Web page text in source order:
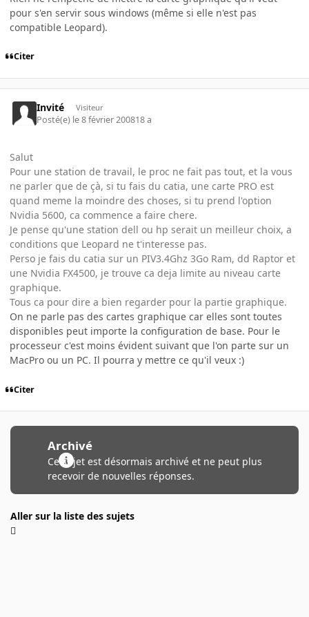
pour s'en servir sous windows (même si elle n'est pas
compatible Leopard).
Citer
Invité Visiteur
Posté(e) le 8 février 200818 a
Salut
Pour une station de travail, le proc ne fait pas tout, et la vous
ne parler que de çà, si tu fais du catia, une carte PRO est
quand meme la moindre des choses, si tu prend l'option
Nvidia 5600, ca commence a faire chere.
Je pense qu'une station dell ou hp serait un meilleur choix, a
conditions que Leopard ne t'interesse pas.
Perso je fais du catia sur un PIV3.4Ghz 3Go Ram, dd Raptor et
une Nvidia FX4500, je trouve ca deja limite au niveau carte
graphique.
Tous ca pour dire a bien regarder pour la partie graphique.
On ne parle pas des cartes graphique car elles sont toutes
disponibles peut importe la configuration de base. Pour le
processeur c'est moins évident suivant que l'on parte sur un
MacPro ou un PC. Il pourra y mettre ce qu'il veux :)
Citer
Archivé
Ce sujet est désormais archivé et ne peut plus
recevoir de nouvelles réponses.
Aller sur la liste des sujets